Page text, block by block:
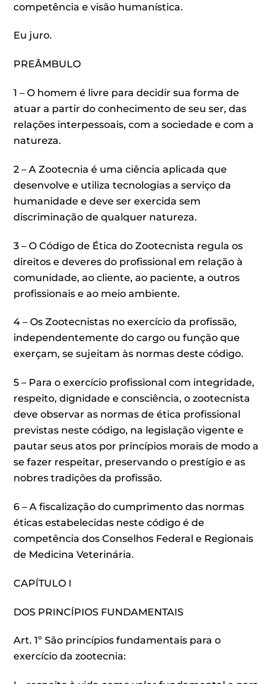
competência e visão humanística.
Eu juro.
PREÂMBULO
1 – O homem é livre para decidir sua forma de
atuar a partir do conhecimento de seu ser, das
relações interpessoais, com a sociedade e com a
natureza.
2 – A Zootecnia é uma ciência aplicada que
desenvolve e utiliza tecnologias a serviço da
humanidade e deve ser exercida sem
discriminação de qualquer natureza.
3 – O Código de Ética do Zootecnista regula os
direitos e deveres do profissional em relação à
comunidade, ao cliente, ao paciente, a outros
profissionais e ao meio ambiente.
4 – Os Zootecnistas no exercício da profissão,
independentemente do cargo ou função que
exerçam, se sujeitam às normas deste código.
5 – Para o exercício profissional com integridade,
respeito, dignidade e consciência, o zootecnista
deve observar as normas de ética profissional
previstas neste código, na legislação vigente e
pautar seus atos por princípios morais de modo a
se fazer respeitar, preservando o prestígio e as
nobres tradições da profissão.
6 – A fiscalização do cumprimento das normas
éticas estabelecidas neste código é de
competência dos Conselhos Federal e Regionais
de Medicina Veterinária.
CAPÍTULO I
DOS PRINCÍPIOS FUNDAMENTAIS
Art. 1º São princípios fundamentais para o
exercício da zootecnia: